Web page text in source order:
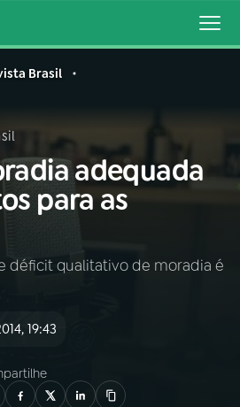
Buscar
AO VIVO
Brasil
adequada
para as
déficit qualitativo de moradia é
19:43